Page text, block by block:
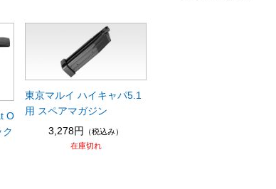
O
東京マルイ ハイキャパ5.1
用 スペアマガジン
3,278円
（税込み）
在庫切れ